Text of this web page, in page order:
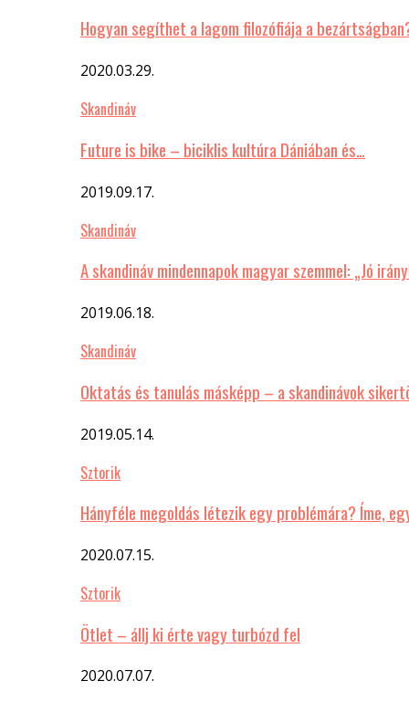
Hogyan segíthet a lagom filozófiája a
2020.03.29.
Skandináv
Future is bike – biciklis kultúra Dániában és…
2019.09.17.
Skandináv
A skandináv mindennapok magyar szemmel: „Jó
2019.06.18.
Skandináv
Oktatás és tanulás másképp – a skandinávok
2019.05.14.
Sztorik
Hányféle megoldás létezik egy problémára? Íme,
2020.07.15.
Sztorik
Ötlet – állj ki érte vagy turbózd fel
2020.07.07.